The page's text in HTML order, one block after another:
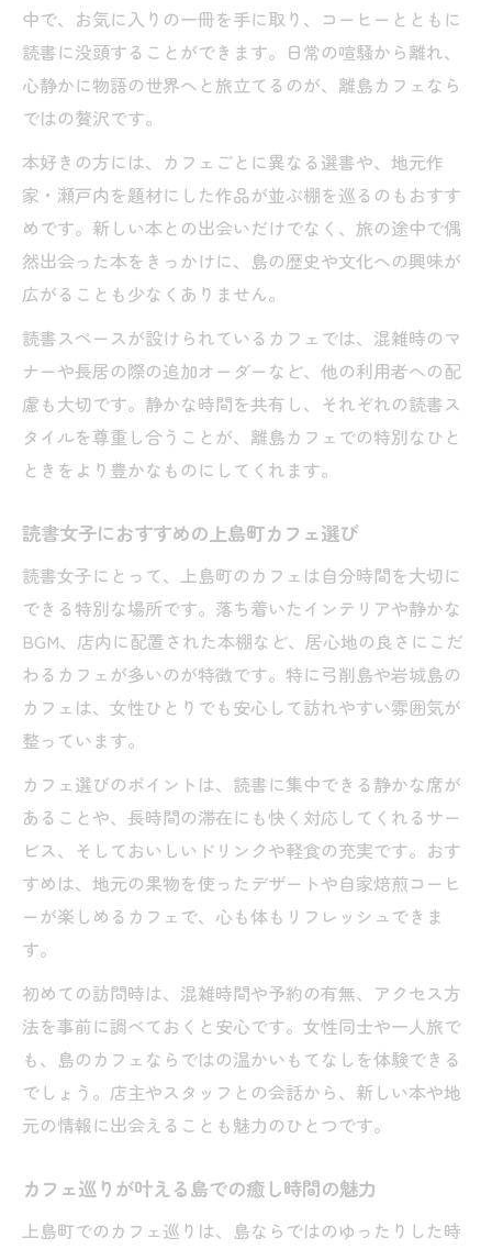
中で、お気に入りの一冊を手に取り、コーヒーとともに
読書に没頭することができます。日常の喧騒から離れ、
心静かに物語の世界へと旅立てるのが、離島カフェなら
ではの贅沢です。
本好きの方には、カフェごとに異なる選書や、地元作
家・瀬戸内を題材にした作品が並ぶ棚を巡るのもおすす
めです。新しい本との出会いだけでなく、旅の途中で偶
然出会った本をきっかけに、島の歴史や文化への興味が
広がることも少なくありません。
読書スペースが設けられているカフェでは、混雑時のマ
ナーや長居の際の追加オーダーなど、他の利用者への配
慮も大切です。静かな時間を共有し、それぞれの読書ス
タイルを尊重し合うことが、離島カフェでの特別なひと
ときをより豊かなものにしてくれます。
読書女子におすすめの上島町カフェ選び
読書女子にとって、上島町のカフェは自分時間を大切に
できる特別な場所です。落ち着いたインテリアや静かな
BGM、店内に配置された本棚など、居心地の良さにこだ
わるカフェが多いのが特徴です。特に弓削島や岩城島の
カフェは、女性ひとりでも安心して訪れやすい雰囲気が
整っています。
カフェ選びのポイントは、読書に集中できる静かな席が
あることや、長時間の滞在にも快く対応してくれるサー
ビス、そしておいしいドリンクや軽食の充実です。おす
すめは、地元の果物を使ったデザートや自家焙煎コーヒ
ーが楽しめるカフェで、心も体もリフレッシュできま
す。
初めての訪問時は、混雑時間や予約の有無、アクセス方
法を事前に調べておくと安心です。女性同士や一人旅で
も、島のカフェならではの温かいもてなしを体験できる
でしょう。店主やスタッフとの会話から、新しい本や地
元の情報に出会えることも魅力のひとつです。
カフェ巡りが叶える島での癒し時間の魅力
上島町でのカフェ巡りは、島ならではのゆったりした時